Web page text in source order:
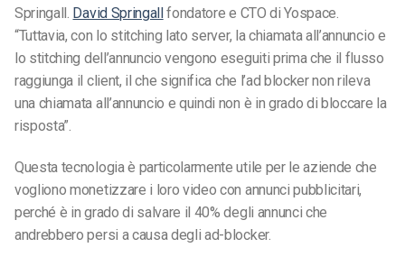
Springall. David Springallfondatore e CTO di Yospace.
“Tuttavia, con lo stitching lato server, la chiamata all’annuncio e
lo stitching dell’annuncio vengono eseguiti prima che il flusso
raggiunga il client, il che significa che l’ad blocker non rileva
una chiamata all’annuncio e quindi non è in grado di bloccare la
risposta”.
Questa tecnologia è particolarmente utile per le aziende che
vogliono monetizzare i loro video con annunci pubblicitari,
perché è in grado di salvare il 40% degli annunci che
andrebbero persi a causa degli ad-blocker.